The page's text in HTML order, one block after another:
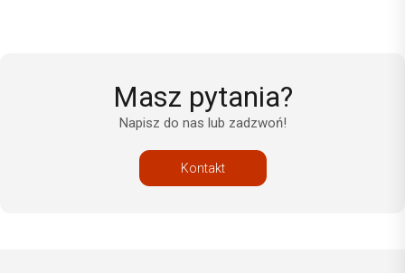
Masz pytania?
Napisz do nas lub zadzwoń!
Kontakt